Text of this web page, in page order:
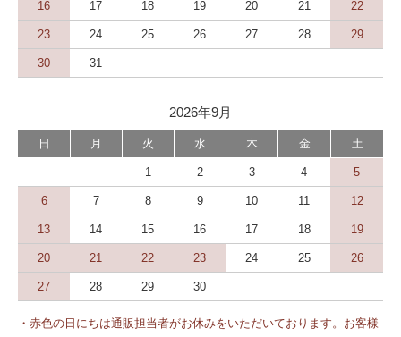
16 17 18 19 20 21 22
23 24 25 26 27 28 29
30 31
2026年9月
日 月 火 水 木 金 土
1 2 3 4 5
6 7 8 9 10 11 12
13 14 15 16 17 18 19
20 21 22 23 24 25 26
27 28 29 30
・赤色の日にちは通販担当者がお休みをいただいております。お客様